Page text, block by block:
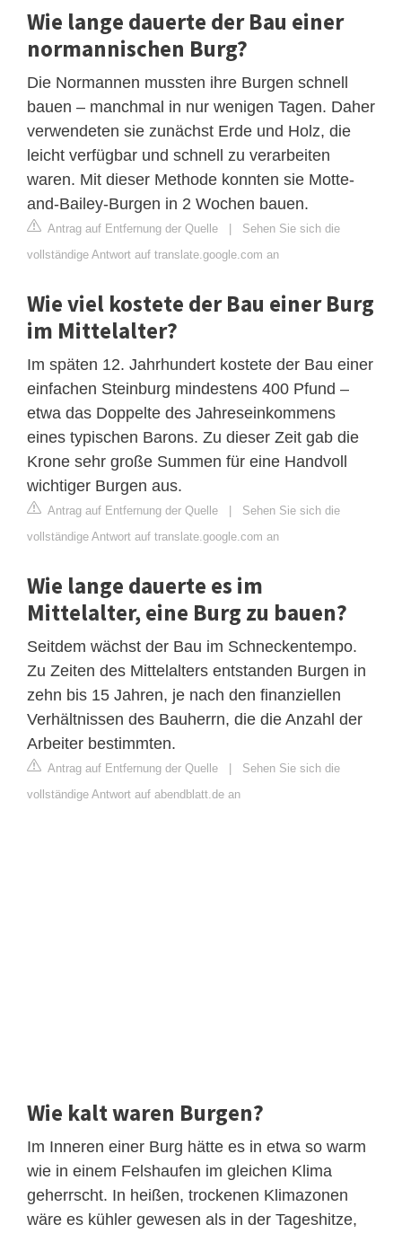
Wie lange dauerte der Bau einer
normannischen Burg?
Die Normannen mussten ihre Burgen schnell
bauen – manchmal in nur wenigen Tagen. Daher
verwendeten sie zunächst Erde und Holz, die
leicht verfügbar und schnell zu verarbeiten
waren. Mit dieser Methode konnten sie Motte-
and-Bailey-Burgen in 2 Wochen bauen.
Antrag auf Entfernung der Quelle | Sehen Sie sich die
vollständige Antwort auf translate.google.com an
Wie viel kostete der Bau einer Burg
im Mittelalter?
Im späten 12. Jahrhundert kostete der Bau einer
einfachen Steinburg mindestens 400 Pfund –
etwa das Doppelte des Jahreseinkommens
eines typischen Barons. Zu dieser Zeit gab die
Krone sehr große Summen für eine Handvoll
wichtiger Burgen aus.
Antrag auf Entfernung der Quelle | Sehen Sie sich die
vollständige Antwort auf translate.google.com an
Wie lange dauerte es im
Mittelalter, eine Burg zu bauen?
Seitdem wächst der Bau im Schneckentempo.
Zu Zeiten des Mittelalters entstanden Burgen in
zehn bis 15 Jahren, je nach den finanziellen
Verhältnissen des Bauherrn, die die Anzahl der
Arbeiter bestimmten.
Antrag auf Entfernung der Quelle | Sehen Sie sich die
vollständige Antwort auf abendblatt.de an
Wie kalt waren Burgen?
Im Inneren einer Burg hätte es in etwa so warm
wie in einem Felshaufen im gleichen Klima
geherrscht. In heißen, trockenen Klimazonen
wäre es kühler gewesen als in der Tageshitze,